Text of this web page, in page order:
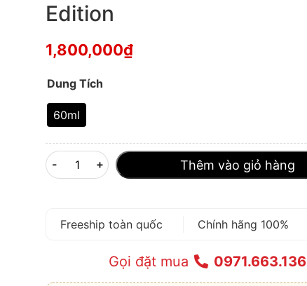
Edition
1,800,000₫
Dung Tích
60ml
- + Thêm vào giỏ hàng
Freeship toàn quốc Chính hãng 100%
Gọi đặt mua 0971.663.136